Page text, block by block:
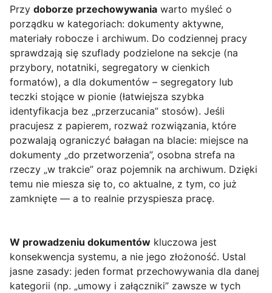
Przy doborze przechowywania warto myśleć o
porządku w kategoriach: dokumenty aktywne,
materiały robocze i archiwum. Do codziennej pracy
sprawdzają się szuflady podzielone na sekcje (na
przybory, notatniki, segregatory w cienkich
formatów), a dla dokumentów – segregatory lub
teczki stojące w pionie (łatwiejsza szybka
identyfikacja bez „przerzucania” stosów). Jeśli
pracujesz z papierem, rozważ rozwiązania, które
pozwalają ograniczyć bałagan na blacie: miejsce na
dokumenty „do przetworzenia”, osobna strefa na
rzeczy „w trakcie” oraz pojemnik na archiwum. Dzięki
temu nie miesza się to, co aktualne, z tym, co już
zamknięte — a to realnie przyspiesza pracę.
W prowadzeniu dokumentów kluczowa jest
konsekwencja systemu, a nie jego złożoność. Ustal
jasne zasady: jeden format przechowywania dla danej
kategorii (np. „umowy i załączniki” zawsze w tych